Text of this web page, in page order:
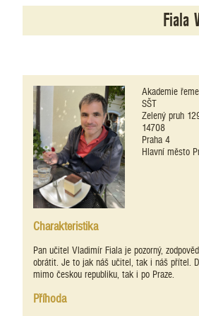
Fiala
Akademie
SŠT
Zelený pruh
14708
Praha 4
Hlavní město
Charakteristika
Pan učitel Vladimír Fiala je pozorný,
obrátit. Je to jak náš učitel, tak i náš přítel.
mimo českou republiku, tak i po Praze.
Příhoda